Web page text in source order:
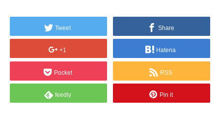
Tweet Share
+1 Hatena
Pocket RSS
feedly Pin it